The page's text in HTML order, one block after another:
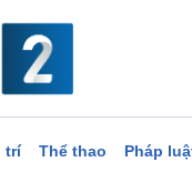
trí Thể thao Pháp